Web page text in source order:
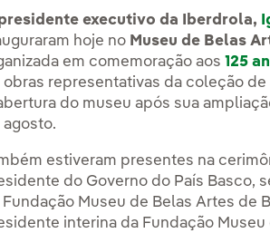
executivo da Iberdrola,
hoje no Museu de Belas
em comemoração aos125
obras representativas da coleção
do museu após sua
agosto.
estiveram presentes na
do Governo do País Basco,
Fundação Museu de Belas Artes de
interina da Fundação